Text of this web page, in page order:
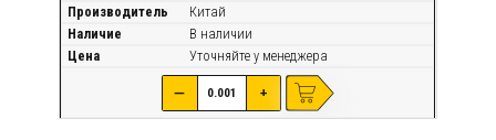
Производитель
Китай
Наличие
В наличии
Цена
Уточняйте у менеджера
— +